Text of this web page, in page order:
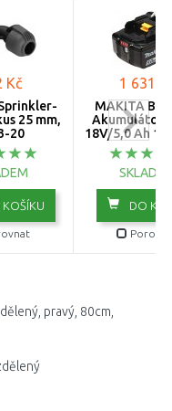
Kč
25 mm,
20
KOŠÍKU
1 631
MAKITA
Akumulátor
18V/5,0 Ah
DO
pravý, 80cm,